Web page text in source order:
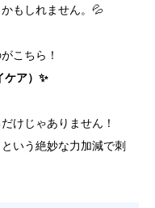
もしれません。💦
こちら！
ケア）✨
けじゃありません！
いう絶妙な力加減で刺